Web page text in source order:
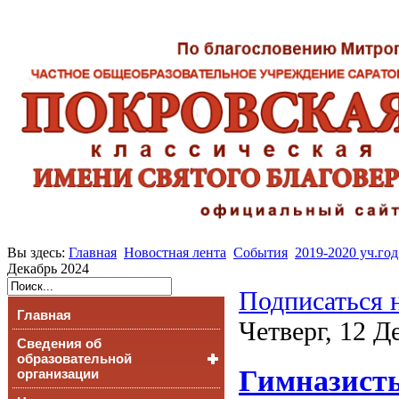
Вы здесь: Главная Новостная лента События 2019-2020 уч.год
Декабрь 2024
Главная
Сведения об
образовательной
организации
Подписаться
Четверг, 12